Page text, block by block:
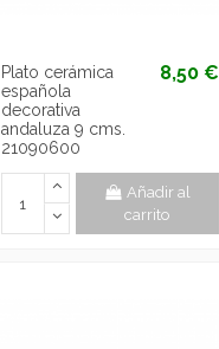
Plato cerámica
española
decorativa
andaluza 9 cms.
21090600
8,50 €
Añadir al
carrito